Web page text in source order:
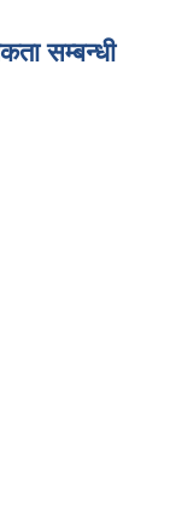
सम्बन्धी